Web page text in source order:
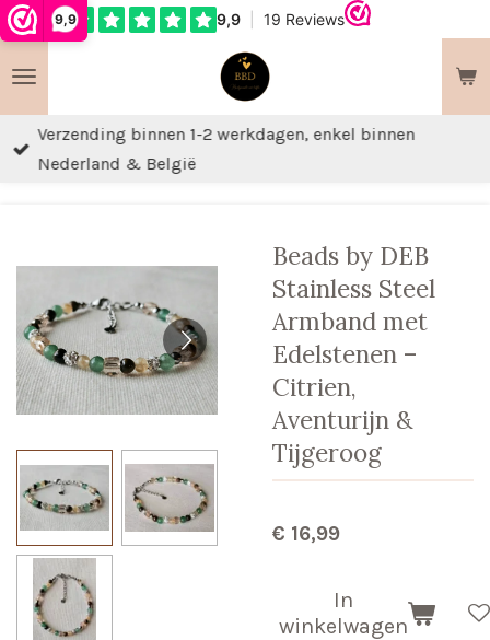
9,9
Ga
naar
de
hoofdinhoud
Verzending binnen 1-2 werkdagen, enkel binnen
Nederland & België
Beads by DEB
Stainless Steel
Armband met
Edelstenen –
Citrien,
Aventurijn &
Tijgeroog
€ 16,99
In
winkelwagen